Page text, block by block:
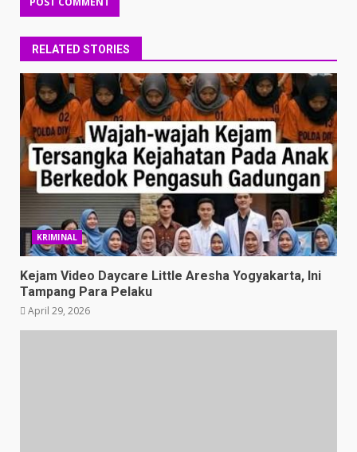
RELATED STORIES
KRIMINAL
Kejam Video Daycare Little Aresha Yogyakarta, Ini
Tampang Para Pelaku
April 29, 2026